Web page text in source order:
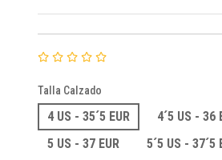
Talla Calzado
4 US - 35´5 EUR
4´5 US - 36
5 US - 37 EUR
5´5 US - 37´5